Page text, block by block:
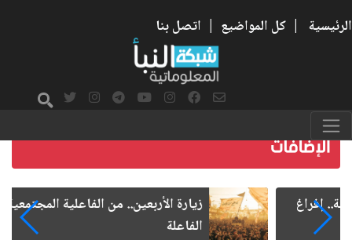
الرئيسية | كل المواضيع | اتصل بنا
زيارة الأربعين.. من الفاعلية المجتمعية إلى المواطنة
الفاعلة